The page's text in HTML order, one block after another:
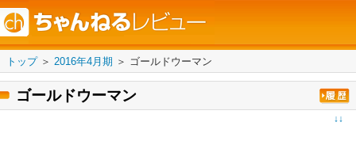
トップ＞ 2016年4月期 ＞ ゴールドウーマン
ゴールドウーマン
↓↓